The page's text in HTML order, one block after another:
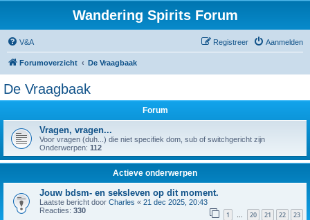
Wandering Spirits Forum
V&A Aanmelden
Registreer
Forumoverzicht De Vraagbaak
De Vraagbaak
Forum
Vragen, vragen...
Voor vragen (duh...) die niet specifiek dom, sub of switchgericht zijn
Onderwerpen: 112
Actieve onderwerpen
Jouw bdsm- en seksleven op dit moment.
Laatste bericht door Charles « 21 dec 2025, 20:43
Reacties: 330 1 … 20 21 22 23